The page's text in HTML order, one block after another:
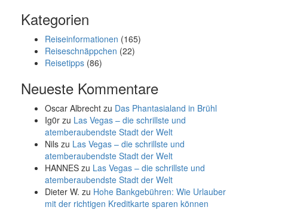
Kategorien
Reiseinformationen (165)
Reiseschnäppchen (22)
Reisetipps (86)
Neueste Kommentare
Oscar Albrecht zu Das Phantasialand in Brühl
Ig0r zu Las Vegas – die schrillste und
atemberaubendste Stadt der Welt
Nils zu Las Vegas – die schrillste und
atemberaubendste Stadt der Welt
HANNES zu Las Vegas – die schrillste und
atemberaubendste Stadt der Welt
Dieter W. zu Hohe Bankgebühren: Wie Urlauber
mit der richtigen Kreditkarte sparen können